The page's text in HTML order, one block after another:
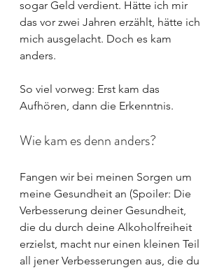
sogar Geld verdient. Hätte ich mir
das vor zwei Jahren erzählt, hätte ich
mich ausgelacht. Doch es kam
anders.
So viel vorweg: Erst kam das
Aufhören, dann die Erkenntnis.
Wie kam es denn anders?
Fangen wir bei meinen Sorgen um
meine Gesundheit an (Spoiler: Die
Verbesserung deiner Gesundheit,
die du durch deine Alkoholfreiheit
erzielst, macht nur einen kleinen Teil
all jener Verbesserungen aus, die du